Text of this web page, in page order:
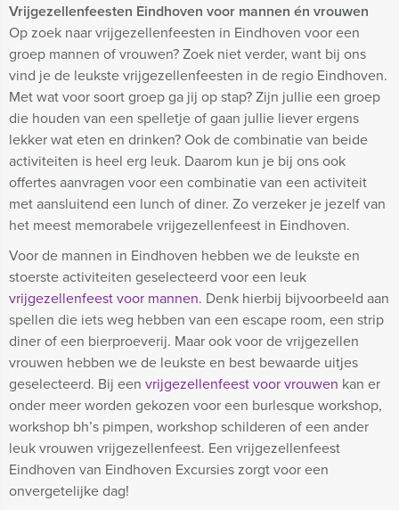
Vrijgezellenfeesten Eindhoven voor mannen én vrouwen
Op zoek naar vrijgezellenfeesten in Eindhoven voor een
groep mannen of vrouwen? Zoek niet verder, want bij ons
vind je de leukste vrijgezellenfeesten in de regio Eindhoven.
Met wat voor soort groep ga jij op stap? Zijn jullie een groep
die houden van een spelletje of gaan jullie liever ergens
lekker wat eten en drinken? Ook de combinatie van beide
activiteiten is heel erg leuk. Daarom kun je bij ons ook
offertes aanvragen voor een combinatie van een activiteit
met aansluitend een lunch of diner. Zo verzeker je jezelf van
het meest memorabele vrijgezellenfeest in Eindhoven.
Voor de mannen in Eindhoven hebben we de leukste en
stoerste activiteiten geselecteerd voor een leuk
vrijgezellenfeest voor mannen. Denk hierbij bijvoorbeeld aan
spellen die iets weg hebben van een escape room, een strip
diner of een bierproeverij. Maar ook voor de vrijgezellen
vrouwen hebben we de leukste en best bewaarde uitjes
geselecteerd. Bij een vrijgezellenfeest voor vrouwen kan er
onder meer worden gekozen voor een burlesque workshop,
workshop bh’s pimpen, workshop schilderen of een ander
leuk vrouwen vrijgezellenfeest. Een vrijgezellenfeest
Eindhoven van Eindhoven Excursies zorgt voor een
onvergetelijke dag!